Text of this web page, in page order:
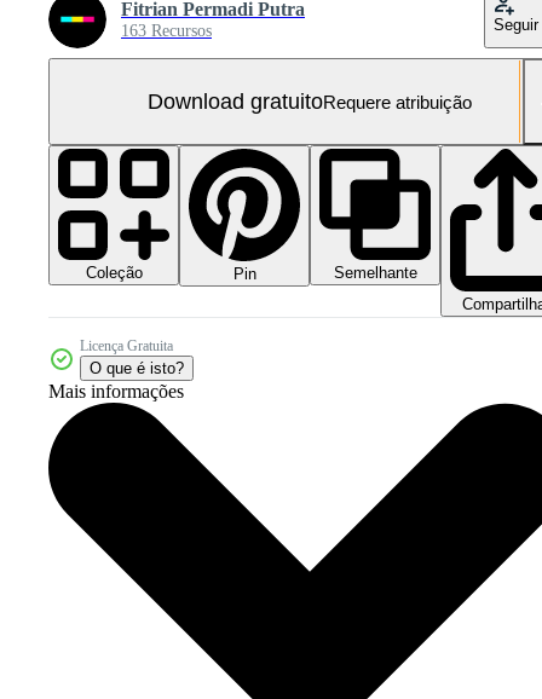
Fitrian Permadi Putra
163 Recursos Seguir
Download gratuitoRequere atribuição
Coleção Pin
Semelhante
Licença Gratuita
O que é isto?
Mais informações